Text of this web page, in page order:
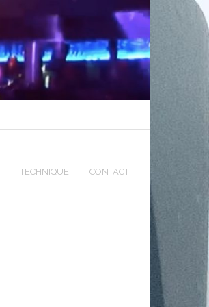
TECHNIQUE CONTACT